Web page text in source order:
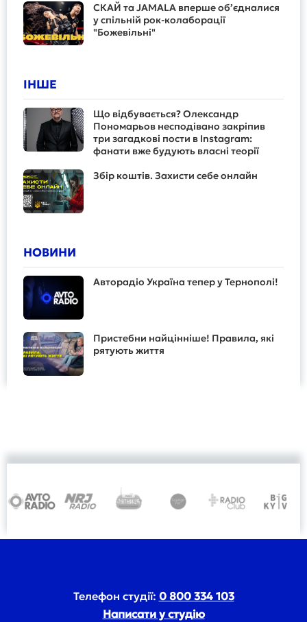
СКАЙ та JAMALA вперше об’єдналися
у спільній рок-колаборації
"Божевільні"
ІНШЕ
Що відбувається? Олександр
Пономарьов несподівано закріпив
три загадкові пости в Instagram:
фанати вже будують власні теорії
Збір коштів. Захисти себе онлайн
НОВИНИ
Авторадіо Україна тепер у Тернополі!
Пристебни найцінніше! Правила, які
рятують життя
Телефон студії: 0 800 334 103
Написати у студію